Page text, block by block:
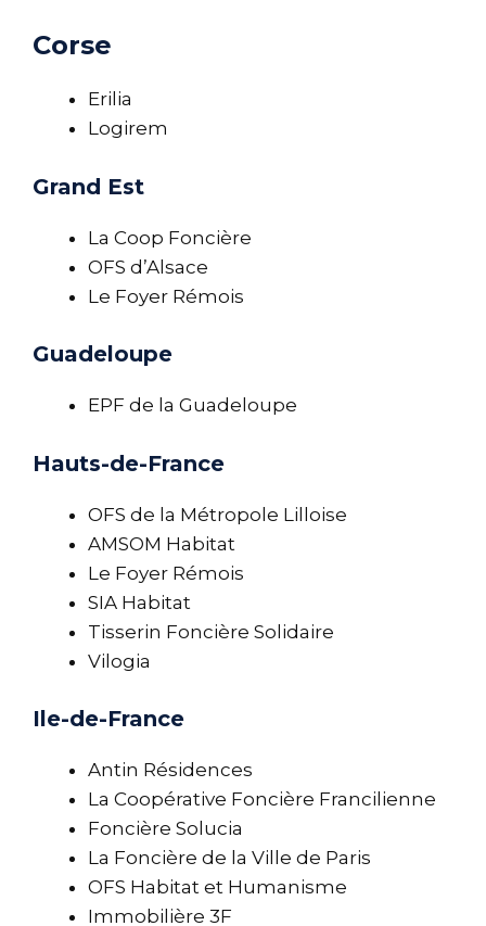
Corse
Erilia
Logirem
Grand Est
La Coop Foncière
OFS d’Alsace
Le Foyer Rémois
Guadeloupe
EPF de la Guadeloupe
Hauts-de-France
OFS de la Métropole Lilloise
AMSOM Habitat
Le Foyer Rémois
SIA Habitat
Tisserin Foncière Solidaire
Vilogia
Ile-de-France
Antin Résidences
La Coopérative Foncière Francilienne
Foncière Solucia
La Foncière de la Ville de Paris
OFS Habitat et Humanisme
Immobilière 3F